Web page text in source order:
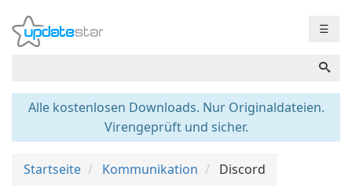
☰
Alle kostenlosen Downloads. Nur Originaldateien.
Virengeprüft und sicher.
Startseite Kommunikation Discord